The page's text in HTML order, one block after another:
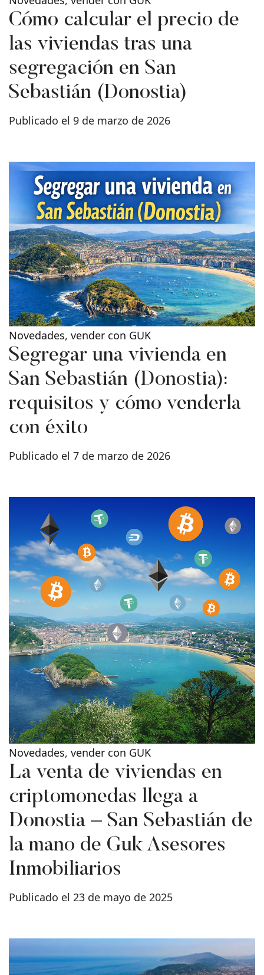
Cómo calcular el precio de
las viviendas tras una
segregación en San
Sebastián (Donostia)
Publicado el 9 de marzo de 2026
Novedades, vender con GUK
Segregar una vivienda en
San Sebastián (Donostia):
requisitos y cómo venderla
con éxito
Publicado el 7 de marzo de 2026
Novedades, vender con GUK
La venta de viviendas en
criptomonedas llega a
Donostia – San Sebastián de
la mano de Guk Asesores
Inmobiliarios
Publicado el 23 de mayo de 2025